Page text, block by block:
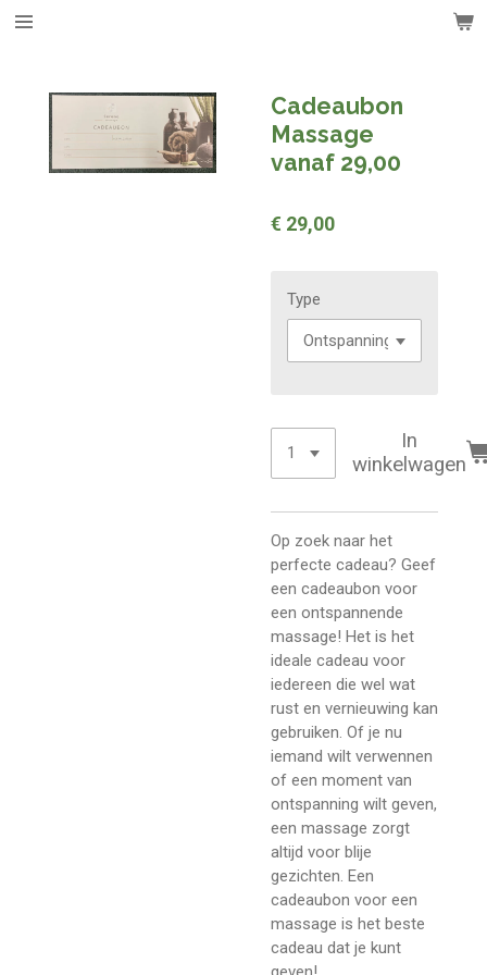
Ga
hoofdinhoud
Cadeaubon
Massage
vanaf 29,00
€ 29,00
Type
In
winkelwagen
Op zoek naar het
perfecte cadeau? Geef
een cadeaubon voor
een ontspannende
massage! Het is het
ideale cadeau voor
iedereen die wel wat
rust en vernieuwing kan
gebruiken. Of je nu
iemand wilt verwennen
of een moment van
ontspanning wilt geven,
een massage zorgt
altijd voor blije
gezichten. Een
cadeaubon voor een
massage is het beste
cadeau dat je kunt